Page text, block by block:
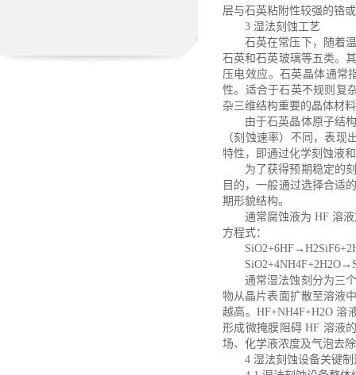
层与石英粘附性较强的铬
3 湿法刻蚀工艺
石英在常压下，随着
石英和石英玻璃等五类。
压电效应。石英晶体通常
性。适合于石英不规则复
杂三维结构重要的晶体材
由于石英晶体原子结
（刻蚀速率）不同，表现
特性，即通过化学刻蚀液
为了获得预期稳定的
目的，一般通过选择合适
期形貌结构。
通常腐蚀液为 HF 溶
方程式：
通常湿法蚀刻分为三
物从晶片表面扩散至溶液
越高。HF+NH4F+H2O 溶
形成微掩膜阻碍 HF 溶液
场、化学液浓度及气泡去
4 湿法刻蚀设备关键